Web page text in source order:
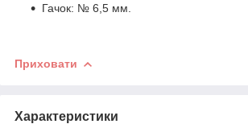
Гачок: № 6,5 мм.
Приховати
Характеристики